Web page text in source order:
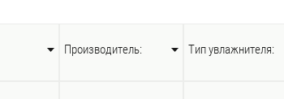
Производитель: Тип увлажнителя: